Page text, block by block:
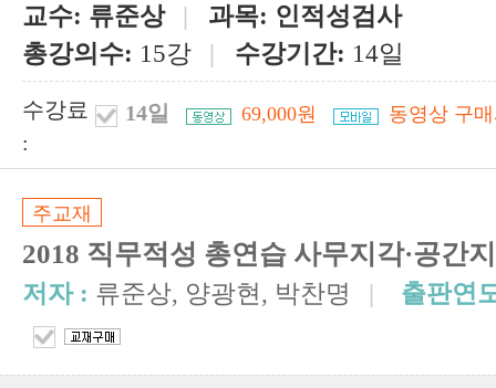
교수: 류준상 | 과목: 인적성검사
총강의수: 15강 | 수강기간: 14일
수강료
:
14일 69,000원 동영상 구
주교재
2018 직무적성 총연습 사무지각·공간
저자 : 류준상, 양광현, 박찬명 | 출판연